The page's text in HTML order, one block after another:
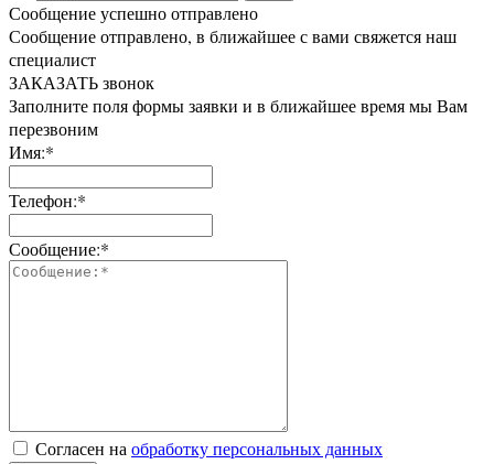
Сообщение успешно отправлено
Сообщение отправлено, в ближайшее с вами свяжется наш
специалист
ЗАКАЗАТЬ звонок
Заполните поля формы заявки и в ближайшее время мы Вам
перезвоним
Имя:*
Телефон:*
Сообщение:*
Согласен на обработку персональных данных